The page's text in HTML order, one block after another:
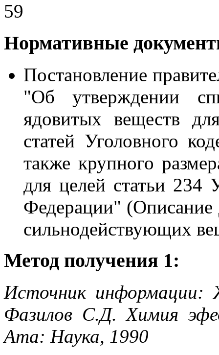
59
Нормативные
Постановление
"Об утверждении
ядовитых веществ
статей Уголовного
также крупного
для целей статьи 234
Федерации"
сильнодействующих
Метод получения 1:
Источник
Фазилов С.Д. Химия
Ата: Наука, 1990